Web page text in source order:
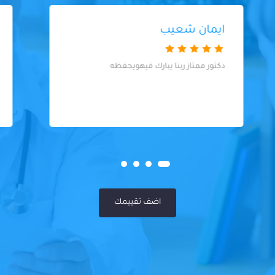
علي صالح
يشهد الله انوة من افضل الدكاترة في
في احد كل الأمراض عندوة سوي سيه
اضف تقييمك